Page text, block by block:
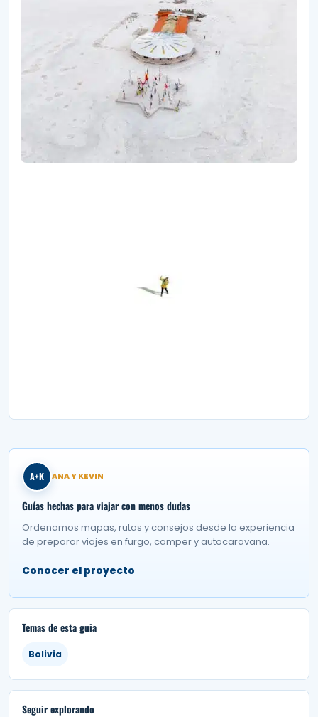
A+K ANA Y KEVIN
Guías hechas para viajar con menos dudas
Ordenamos mapas, rutas y consejos desde la experiencia
de preparar viajes en furgo, camper y autocaravana.
Conocer el proyecto
Temas de esta guia
Bolivia
Seguir explorando